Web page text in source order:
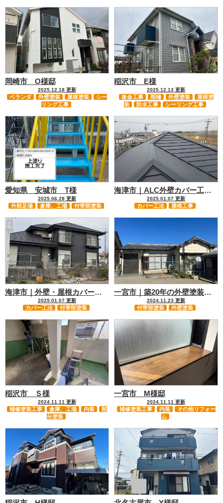
岡崎市 O様邸
2025.12.18 更新
ベランダ 外壁塗装 屋根塗装
シー
リング工事
稲沢市 E様
2025.12.13 更新
板金工事 雨樋 外壁塗装
屋根塗
装
防水工事 シーリング工事
愛知県 安城市 T様
2025.06.28 更新
外部足場 倉庫、工場 付帯部塗装
海津市｜ALC外壁カバー工法…
2025.01.07 更新
カバー工法 屋根工事
海津市｜外壁・屋根カバー工法…
2025.01.07 更新
カバー工法 付帯部塗装
一宮市｜築20年の外壁塗装（…
2024.11.23 更新
付帯部塗装 外壁塗装
稲沢市 Ｓ様
2024.11.11 更新
補修塗装工事 倉庫、工場 内装
部
分塗装
一宮市 M様邸
2024.11.11 更新
補修塗装工事 内装
その他リフォー
ム